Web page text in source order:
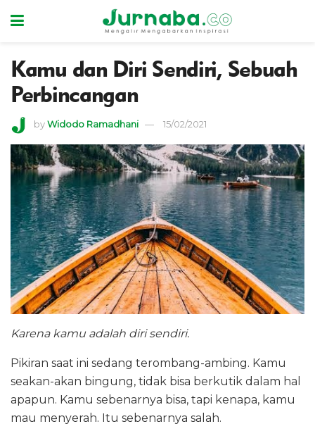
Kamu dan Diri Sendiri, Sebuah
Perbincangan
byWidodo Ramadhani 15/02/2021
Karena kamu adalah diri sendiri.
Pikiran saat ini sedang terombang-ambing. Kamu
seakan-akan bingung, tidak bisa berkutik dalam hal
apapun. Kamu sebenarnya bisa, tapi kenapa, kamu
mau menyerah. Itu sebenarnya salah.